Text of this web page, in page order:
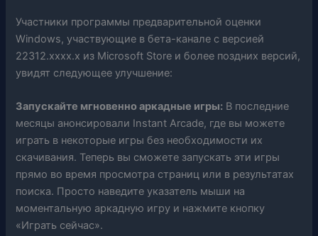
Участники программы предварительной оценки
Windows, участвующие в бета-канале с версией
22312.xxxx.x из Microsoft Store и более поздних версий,
увидят следующее улучшение:
Запускайте мгновенно аркадные игры: В последние
месяцы анонсировали Instant Arcade, где вы можете
играть в некоторые игры без необходимости их
скачивания. Теперь вы сможете запускать эти игры
прямо во время просмотра страниц или в результатах
поиска. Просто наведите указатель мыши на
моментальную аркадную игру и нажмите кнопку
«Играть сейчас».